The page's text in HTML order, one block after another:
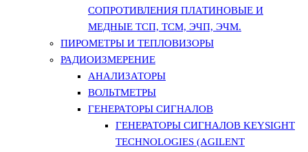
СОПРОТИВЛЕНИЯ ПЛАТИНОВЫЕ И
МЕДНЫЕ ТСП, ТСМ, ЭЧП, ЭЧМ.
ПИРОМЕТРЫ И ТЕПЛОВИЗОРЫ
РАДИОИЗМЕРЕНИЕ
АНАЛИЗАТОРЫ
ВОЛЬТМЕТРЫ
ГЕНЕРАТОРЫ СИГНАЛОВ
ГЕНЕРАТОРЫ СИГНАЛОВ KEYSIGHT
TECHNOLOGIES (AGILENT